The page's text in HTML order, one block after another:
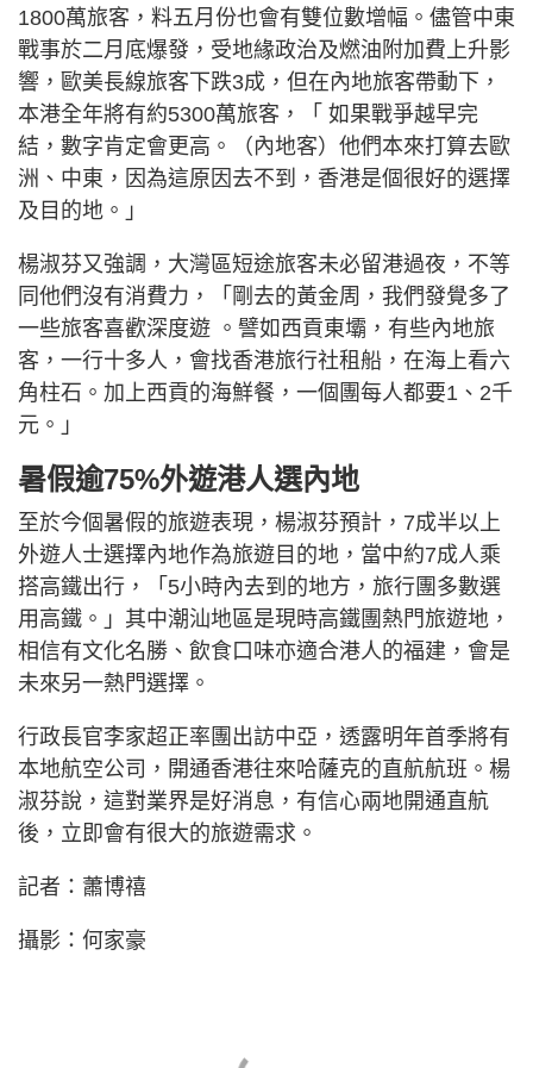
1800萬旅客，料五月份也會有雙位數增幅。儘管中東
戰事於二月底爆發，受地緣政治及燃油附加費上升影
響，歐美長線旅客下跌3成，但在內地旅客帶動下，
本港全年將有約5300萬旅客，「 如果戰爭越早完
結，數字肯定會更高。（內地客）他們本來打算去歐
洲、中東，因為這原因去不到，香港是個很好的選擇
及目的地。」
楊淑芬又強調，大灣區短途旅客未必留港過夜，不等
同他們沒有消費力，「剛去的黃金周，我們發覺多了
一些旅客喜歡深度遊 。譬如西貢東壩，有些內地旅
客，一行十多人，會找香港旅行社租船，在海上看六
角柱石。加上西貢的海鮮餐，一個團每人都要1、2千
元。」
暑假逾75%外遊港人選內地
至於今個暑假的旅遊表現，楊淑芬預計，7成半以上
外遊人士選擇內地作為旅遊目的地，當中約7成人乘
搭高鐵出行，「5小時內去到的地方，旅行團多數選
用高鐵。」其中潮汕地區是現時高鐵團熱門旅遊地，
相信有文化名勝、飲食口味亦適合港人的福建，會是
未來另一熱門選擇。
行政長官李家超正率團出訪中亞，透露明年首季將有
本地航空公司，開通香港往來哈薩克的直航航班。楊
淑芬說，這對業界是好消息，有信心兩地開通直航
後，立即會有很大的旅遊需求。
記者：蕭博禧
攝影：何家豪